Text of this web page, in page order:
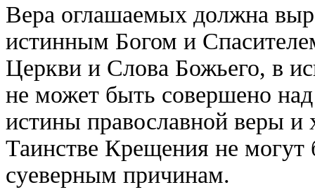
Вера оглашаемых должна
истинным Богом и
Церкви и Слова Божьего, в
не может быть совершено
истины православной веры и
Таинстве Крещения не
суеверным причинам.